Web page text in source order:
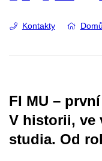
Kontakty Domů
FI MU –
V historii, ve
studia. Od